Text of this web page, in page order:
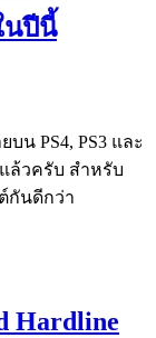
นปีนี้
น PS4, PS3 และ
แล้วครับ สำหรับ
กันดีกว่า
Hardline